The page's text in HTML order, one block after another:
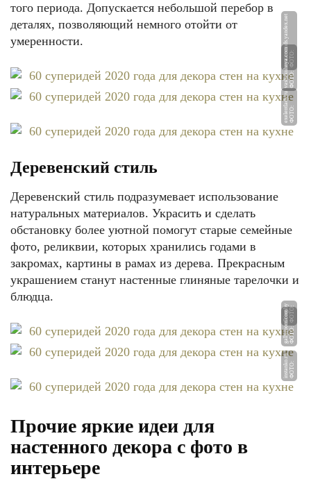
того периода. Допускается небольшой перебор в
деталях, позволяющий немного отойти от
умеренности.
Ф
О
Т
О:
a
v
at
a
r
s.
m
d
s.
y
a
n
d
e
x.
n
et
Ф
О
Т
О:
v
a
s
h
a
k
u
h
n
y
a.
c
o
m
Ф
О
Т
О:
e
x
el
e
ntl
a
d
y.
r
u
Деревенский стиль
Деревенский стиль подразумевает использование
натуральных материалов. Украсить и сделать
обстановку более уютной помогут старые семейные
фото, реликвии, которых хранились годами в
закромах, картины в рамах из дерева. Прекрасным
украшением станут настенные глиняные тарелочки и
блюдца.
Ф
О
Т
О:
d
ki
n
g.
b
y
Ф
О
Т
О:
g
all
y
r
o
o
m.
c
o
m
Ф
О
Т
О:
i
n
st
a
n
k
o.
r
u
Прочие яркие идеи для
настенного декора с фото в
интерьере